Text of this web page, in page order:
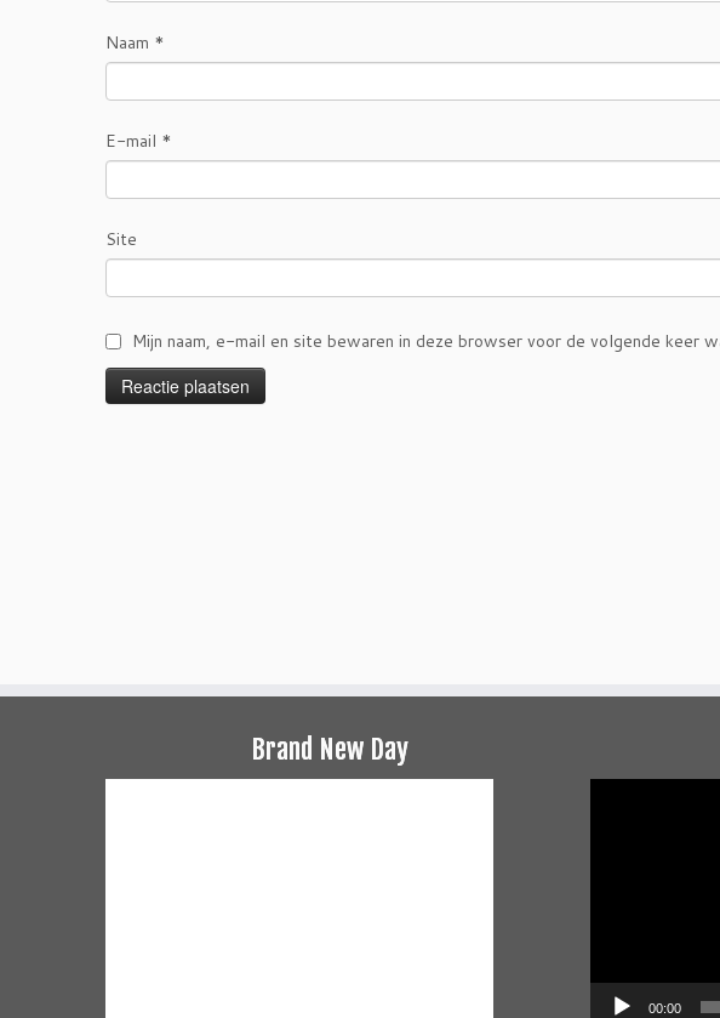
Naam *
E-mail *
Site
Mijn naam, e-mail en site bewaren in deze browser voor de volgende keer
Brand New Day
00:00